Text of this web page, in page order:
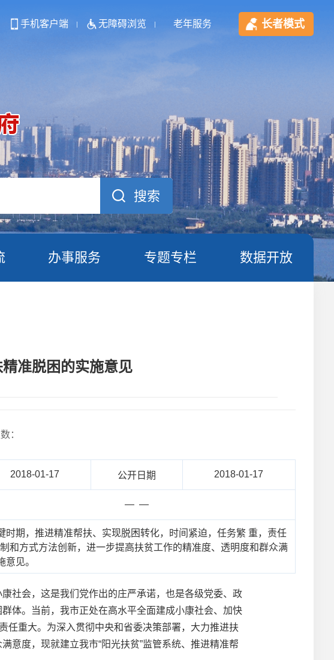
手机客户端 无障碍浏览 老年服务 长者模式
办事服务 专题专栏 数据开放
准脱困的实施意见
：
2018-01-17 公开日期 2018-01-17
— —
期，推进精准帮扶、实现脱困转化，时间紧迫，任务繁 重，责任
和方式方法创新，进一步提高扶贫工作的精准度、透明度和群众满
见。
会，这是我们党作出的庄严承诺，也是各级党委、政
体。当前，我市正处在高水平全面建成小康社会、加快
任重大。为深入贯彻中央和省委决策部署，大力推进扶
意度，现就建立我市“阳光扶贫”监管系统、推进精准帮